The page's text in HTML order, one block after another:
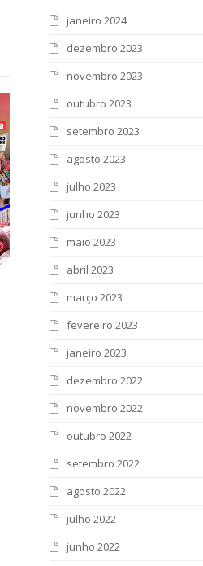
janeiro 2024
dezembro 2023
novembro 2023
outubro 2023
setembro 2023
agosto 2023
julho 2023
junho 2023
maio 2023
abril 2023
março 2023
fevereiro 2023
janeiro 2023
dezembro 2022
novembro 2022
outubro 2022
setembro 2022
agosto 2022
julho 2022
junho 2022